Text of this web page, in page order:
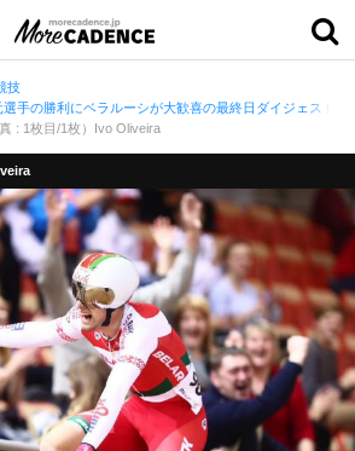
技
手の勝利にベラルーシが大歓喜の最終日ダイジェスト
真 : 1枚目/1枚）Ivo Oliveira